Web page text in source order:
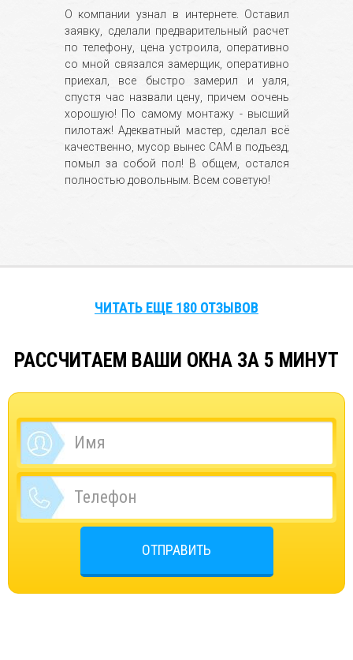
О компании узнал в интернете. Оставил
заявку, сделали предварительный расчет
по телефону, цена устроила, оперативно
со мной связался замерщик, оперативно
приехал, все быстро замерил и уаля,
спустя час назвали цену, причем оочень
хорошую! По самому монтажу - высший
пилотаж! Адекватный мастер, сделал всё
качественно, мусор вынес САМ в подъезд,
помыл за собой пол! В общем, остался
полностью довольным. Всем советую!
ЧИТАТЬ ЕЩЕ 180 ОТЗЫВОВ
РАССЧИТАЕМ ВАШИ ОКНА ЗА 5 МИНУТ
ОТПРАВИТЬ